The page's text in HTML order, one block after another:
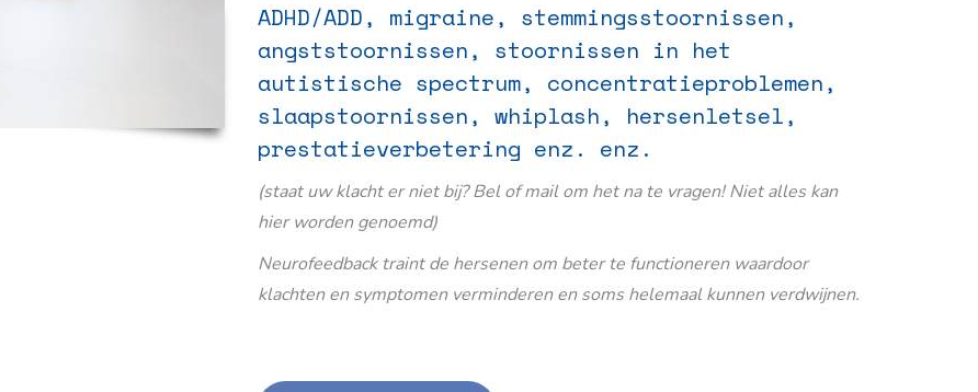
ADHD/ADD, migraine, stemmingsstoornissen,
angststoornissen, stoornissen in het
autistische spectrum, concentratieproblemen,
slaapstoornissen, whiplash, hersenletsel,
prestatieverbetering enz. enz.
(staat uw klacht er niet bij? Bel of mail om het na te vragen! Niet alles kan
hier worden genoemd)
Neurofeedback traint de hersenen om beter te functioneren waardoor
klachten en symptomen verminderen en soms helemaal kunnen verdwijnen.